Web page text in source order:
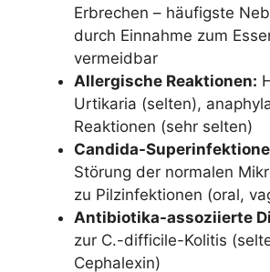
Erbrechen – häufigste
durch Einnahme zum
vermeidbar
Allergische Reaktionen:
Urtikaria (selten),
Reaktionen (sehr selten)
Candida-
Störung der normalen
zu Pilzinfektionen (oral,
Antibiotika-assoziierte
zur C.-difficile-Kolitis
Cephalexin)